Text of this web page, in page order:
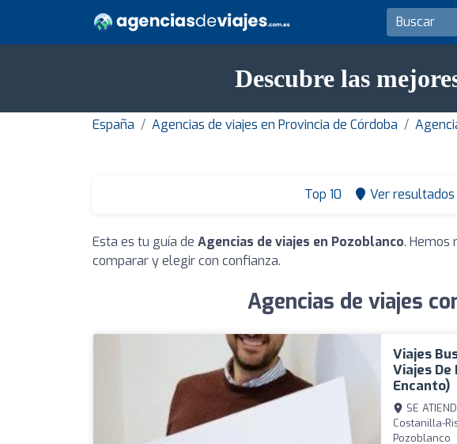
Descubre las
España Agencias de viajes en Provincia de Córdoba
Top 10 Ver
Esta es tu guía de Agencias de viajes en Pozoblanco. Hemos
comparar y elegir con confianza.
Agencias de viajes
Viajes
Viajes De
Encanto)
SE
Costanilla-
Pozoblanco